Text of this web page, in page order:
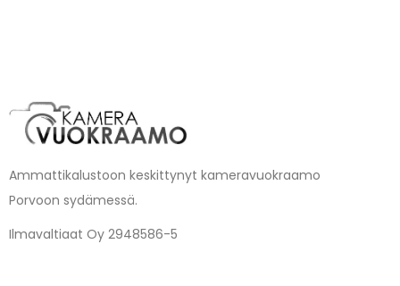
Ammattikalustoon keskittynyt kameravuokraamo
Porvoon sydämessä.
Ilmavaltiaat Oy 2948586-5